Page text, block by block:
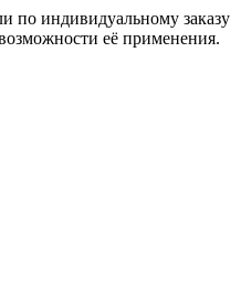
по индивидуальному заказу
её применения.